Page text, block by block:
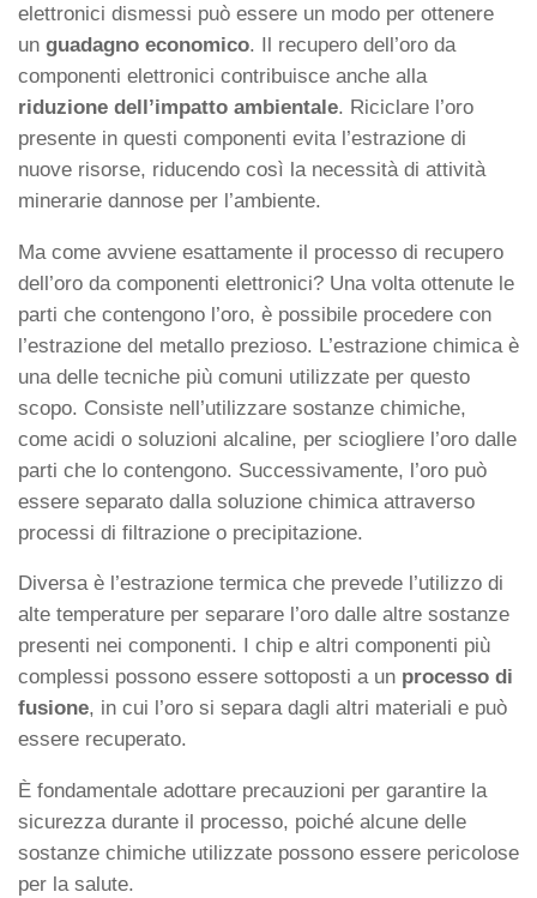
elettronici dismessi può essere un modo per ottenere
un guadagno economico. Il recupero dell’oro da
componenti elettronici contribuisce anche alla
riduzione dell’impatto ambientale. Riciclare l’oro
presente in questi componenti evita l’estrazione di
nuove risorse, riducendo così la necessità di attività
minerarie dannose per l’ambiente.
Ma come avviene esattamente il processo di recupero
dell’oro da componenti elettronici? Una volta ottenute le
parti che contengono l’oro, è possibile procedere con
l’estrazione del metallo prezioso. L’estrazione chimica è
una delle tecniche più comuni utilizzate per questo
scopo. Consiste nell’utilizzare sostanze chimiche,
come acidi o soluzioni alcaline, per sciogliere l’oro dalle
parti che lo contengono. Successivamente, l’oro può
essere separato dalla soluzione chimica attraverso
processi di filtrazione o precipitazione.
Diversa è l’estrazione termica che prevede l’utilizzo di
alte temperature per separare l’oro dalle altre sostanze
presenti nei componenti. I chip e altri componenti più
complessi possono essere sottoposti a un processo di
fusione, in cui l’oro si separa dagli altri materiali e può
essere recuperato.
È fondamentale adottare precauzioni per garantire la
sicurezza durante il processo, poiché alcune delle
sostanze chimiche utilizzate possono essere pericolose
per la salute.